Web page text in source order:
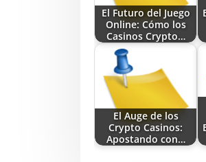
El Futuro del Juego
Online: Cómo los
Casinos Crypto…
El Auge de los
Crypto Casinos:
Apostando con…